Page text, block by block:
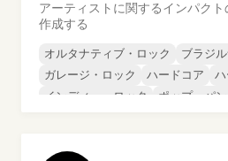
アーティストに関するインパク
作成する
オルタナティブ・ロック
ブラジ
ガレージ・ロック
ハードコア
ハ
インディー・ロック
ポップ・パン